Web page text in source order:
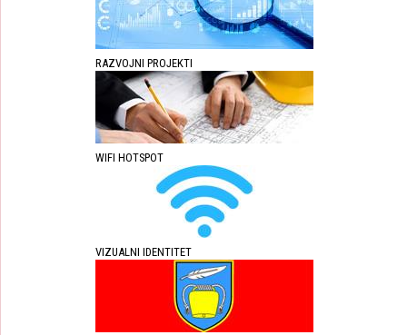
RAZVOJNI PROJEKTI
WIFI HOTSPOT
VIZUALNI IDENTITET